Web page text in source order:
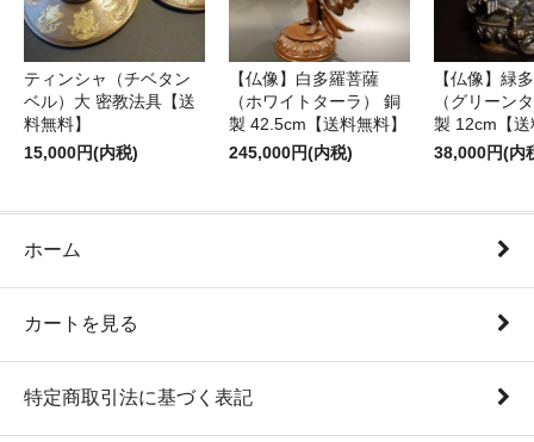
ティンシャ（チベタン
ベル）大 密教法具【送
料無料】
15,000円(内税)
【仏像】白多羅菩薩
（ホワイトターラ） 銅
製 42.5cm【送料無料】
245,000円(内税)
【仏像】緑
（グリーン
製 12cm【
38,000円(内
ホーム
カートを見る
特定商取引法に基づく表記